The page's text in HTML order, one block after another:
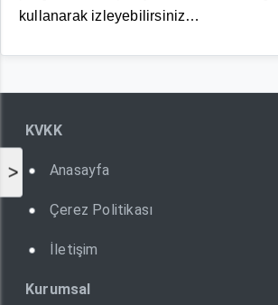
>
kullanarak izleyebilirsiniz…
KVKK
Anasayfa
Çerez Politikası
İletişim
Kurumsal